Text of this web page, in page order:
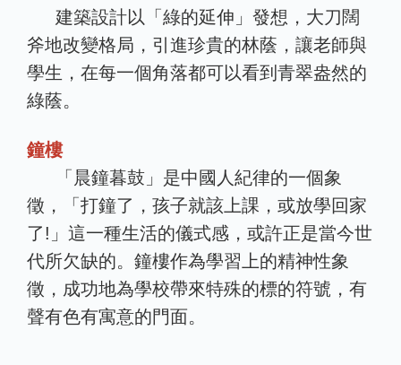
建築設計以「綠的延伸」發想，大刀闊
斧地改變格局，引進珍貴的林蔭，讓老師與
學生，在每一個角落都可以看到青翠盎然的
綠蔭。
鐘樓
「晨鐘暮鼓」是中國人紀律的一個象
徵，「打鐘了，孩子就該上課，或放學回家
了!」這一種生活的儀式感，或許正是當今世
代所欠缺的。鐘樓作為學習上的精神性象
徵，成功地為學校帶來特殊的標的符號，有
聲有色有寓意的門面。